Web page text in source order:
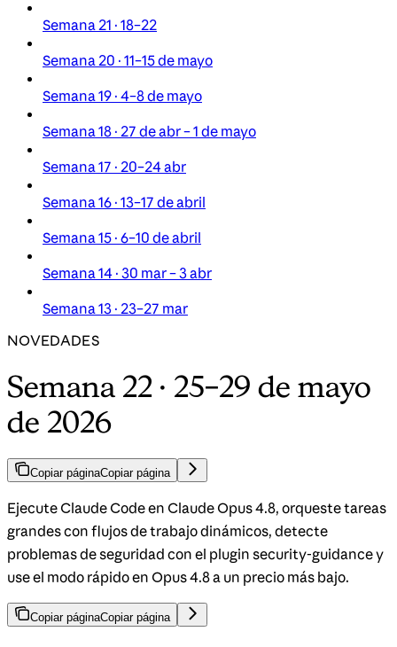
Semana 21 · 18–22
Semana 20 · 11–15 de mayo
Semana 19 · 4–8 de mayo
Semana 18 · 27 de abr – 1 de mayo
Semana 17 · 20–24 abr
Semana 16 · 13–17 de abril
Semana 15 · 6–10 de abril
Semana 14 · 30 mar – 3 abr
Semana 13 · 23–27 mar
NOVEDADES
Semana 22 · 25–29 de mayo
de 2026
Copiar páginaCopiar página
Ejecute Claude Code en Claude Opus 4.8, orqueste tareas
grandes con flujos de trabajo dinámicos, detecte
problemas de seguridad con el plugin security-guidance y
use el modo rápido en Opus 4.8 a un precio más bajo.
Copiar páginaCopiar página